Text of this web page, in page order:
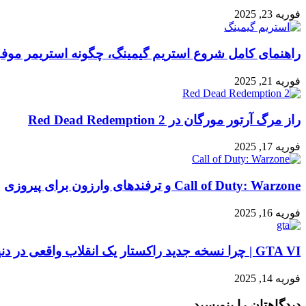
فوریه 23, 2025
راهنمای کامل شروع استریم گیمینگ، چگونه استریمر
فوریه 21, 2025
راز مرگ آرتور مورگان در Red Dead Redemption 2
فوریه 17, 2025
Call of Duty: Warzone و ترفندهای وارزون برای پیروزی
فوریه 16, 2025
GTA VI | چرا نسخه جدید راکستار یک انقلاب واقعی در دنیای گیم است؟
فوریه 14, 2025